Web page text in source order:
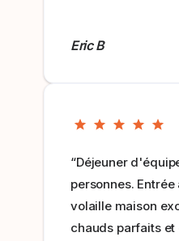
Eric B
“Déjeuner
personnes.
volaille maison
chauds parfaits